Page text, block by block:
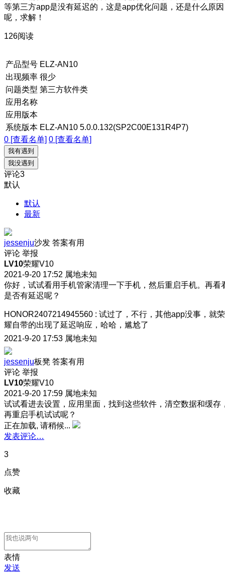
等第三方app是没有延迟的，这是app优化问题，还是什么原因
呢，求解！
126阅读
产品型号 ELZ-AN10
出现频率 很少
问题类型 第三方软件类
应用名称
应用版本
系统版本 ELZ-AN10 5.0.0.132(SP2C00E131R4P7)
0 [查看名单] 0 [查看名单]
我有遇到
我没遇到
评论3
默认
默认
最新
jessenju沙发 答案有用
评论 举报
LV10荣耀V10
2021-9-20 17:52 属地未知
你好，试试看用手机管家清理一下手机，然后重启手机。再看
是否有延迟呢？
HONOR2407214945560 : 试过了，不行，其他app没事，就荣
耀自带的出现了延迟响应，哈哈，尴尬了
2021-9-20 17:53 属地未知
jessenju板凳 答案有用
评论 举报
LV10荣耀V10
2021-9-20 17:59 属地未知
试试看进去设置，应用里面，找到这些软件，清空数据和缓存
再重启手机试试呢？
正在加载, 请稍候...
发表评论…
3
点赞
收藏
表情
发送